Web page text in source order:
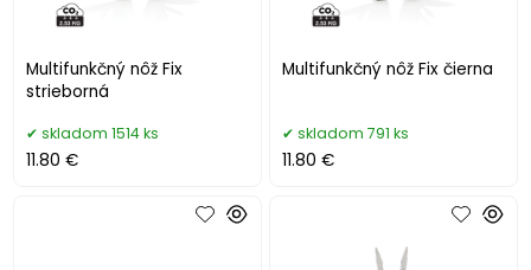
Multifunkčný nôž Fix
strieborná
skladom 1514 ks
11.80 €
Multifunkčný nôž Fix čierna
skladom 791 ks
11.80 €